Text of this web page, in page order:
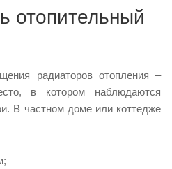
отопительный
радиаторов отопления –
в котором наблюдаются
В частном доме или коттедже